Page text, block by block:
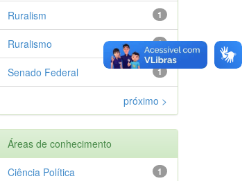
1
Ruralism
1
Ruralismo
1
Senado Federal
próximo >
Áreas de conhecimento
1
Ciência Política